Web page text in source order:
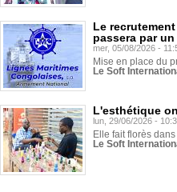
Le
passera par
mer, 05/08/2026 -
Mise en place du
Le Soft
L'esthétique
lun, 29/06/2026 -
Elle fait florès
Le Soft